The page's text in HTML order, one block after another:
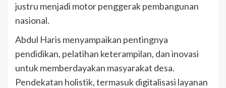
justru menjadi motor penggerak pembangunan
nasional.
Abdul Haris menyampaikan pentingnya
pendidikan, pelatihan keterampilan, dan inovasi
untuk memberdayakan masyarakat desa.
Pendekatan holistik, termasuk digitalisasi layanan